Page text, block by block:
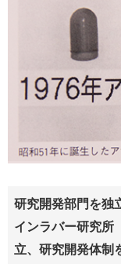
研究開発部門を独
インラバー研究所
立、研究開発体制